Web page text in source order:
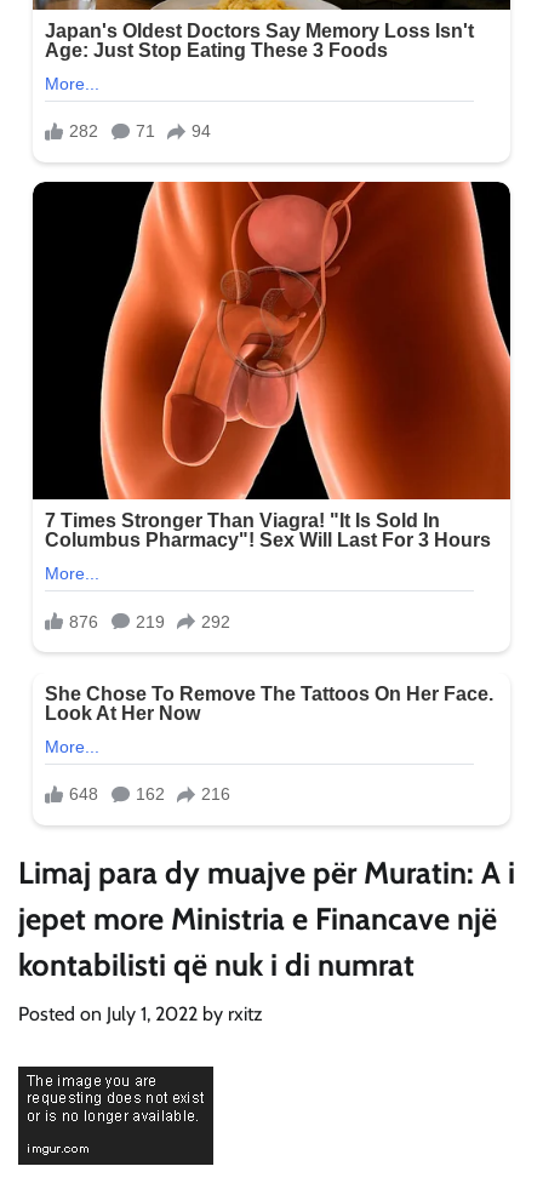
Limaj para dy muajve për Muratin: A i
jepet more Ministria e Financave një
kontabilisti që nuk i di numrat
Posted on July 1, 2022 by rxitz